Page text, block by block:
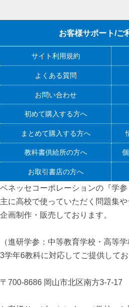
お客様サポート/ご
サイト利用規約
よくある質問
お問い合わせ
初めて購入する方へ
まとめて購入する方へ
教科書供給所の方へ
お取引書店の方へ
ベネッセコーポレーションの『学参
主に高校で使っていただく問題集
企画制作・販売しております。
（進研学参：中等教育学校・高等
3学年6教科に対応してご提供してお
〒700-8686 岡山市北区南方3-7-17